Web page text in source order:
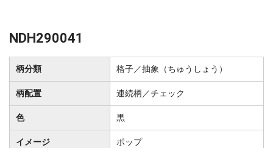
NDH290041
柄分類 格子／抽象（ちゅうしょう）
柄配置 連続柄／チェック
色 黒
イメージ ポップ